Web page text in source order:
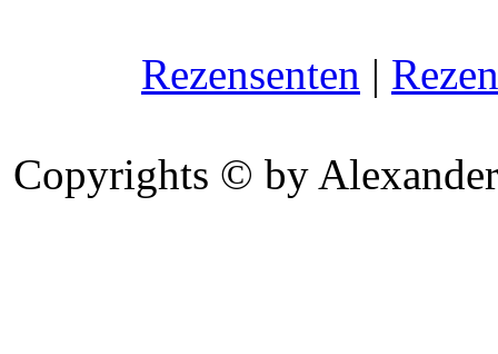
Rezensenten |
Copyrights © by